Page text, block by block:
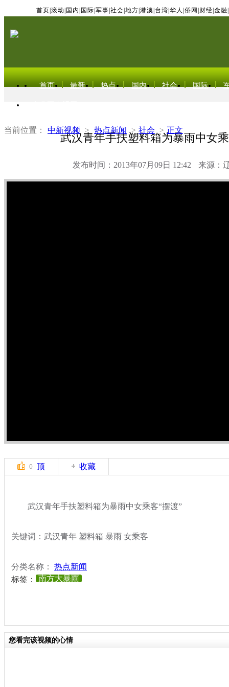
首页 滚动 国内 国际 军事 社会 地方 港澳 台湾 华人 侨网 财经 金融
首页 最新 热点 国内 社会 国际
当前位置： 中新视频 > 热点新闻 > 社会 > 正文
武汉青年手扶塑料箱为暴雨中女
发布时间：2013年07月09日 12:42 来源：
0 顶 收藏
武汉青年手扶塑料箱为暴雨中女乘客“摆渡”
关键词：武汉青年 塑料箱 暴雨 女乘客
分类名称： 热点新闻
标签：
南方大暴雨
您看完该视频的心情